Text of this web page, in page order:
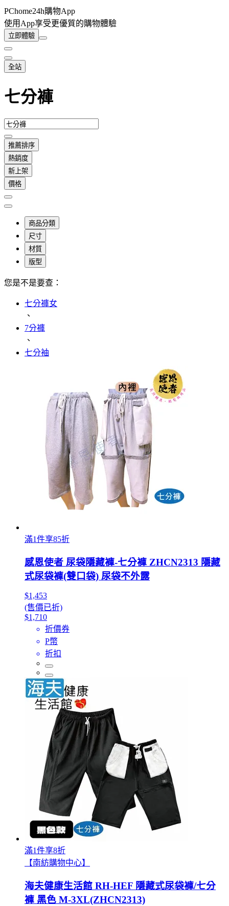
PChome24h購物App
使用App享受更優質的購物體驗
立即體驗
全站
七分褲
推薦排序
熱銷度
新上架
價格
商品分類
尺寸
材質
版型
您是不是要查：
七分褲女
、
7分褲
、
七分袖
滿1件享85折
感恩使者 尿袋隱藏褲-七分褲 ZHCN2313 隱藏
式尿袋褲(雙口袋) 尿袋不外露
$1,453
(售價已折)
$1,710
折價券
P幣
折扣
滿1件享8折
【南紡購物中心】
海夫健康生活館 RH-HEF 隱藏式尿袋褲/七分
褲 黑色 M-3XL(ZHCN2313)